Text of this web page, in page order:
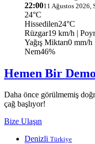
22:0011 Ağustos 2026,
24°C
Hissedilen24°C
Rüzgar19 km/h |
Yağış Miktarı0 mm/h
Nem46%
Hemen Bir
Daha önce görülmemiş
çağ başlıyor!
Bize Ulaşın
Denizli Türkiye